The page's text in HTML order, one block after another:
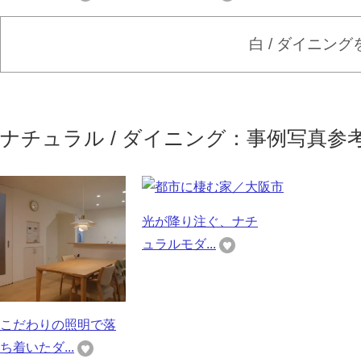
白 / ダイニング
ナチュラル / ダイニング：事例写真参
こだわりの照明で落
ち着いたダ...
光が降り注ぐ、ナチ
ュラルモダ...